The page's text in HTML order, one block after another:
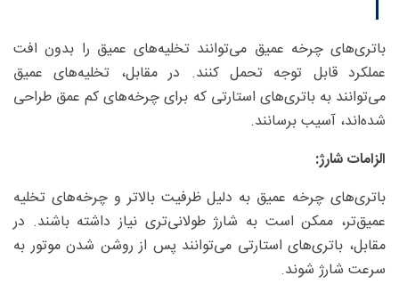
باتری‌های چرخه عمیق می‌توانند تخلیه‌های عمیق را بدون افت
عملکرد قابل توجه تحمل کنند. در مقابل، تخلیه‌های عمیق
می‌توانند به باتری‌های استارتی که برای چرخه‌های کم عمق طراحی
شده‌اند، آسیب برسانند.
الزامات شارژ:
باتری‌های چرخه عمیق به دلیل ظرفیت بالاتر و چرخه‌های تخلیه
عمیق‌تر، ممکن است به شارژ طولانی‌تری نیاز داشته باشند. در
مقابل، باتری‌های استارتی می‌توانند پس از روشن شدن موتور به
سرعت شارژ شوند.